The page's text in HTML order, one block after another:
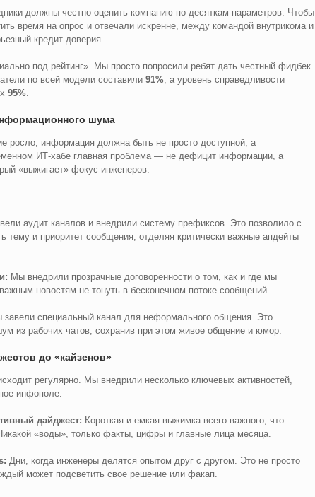
должны честно оценить компанию по десяткам параметров. Чтобы
время на опрос и отвечали искренне, между командой внутрикома и
кредит доверия.
под рейтинг». Мы просто попросили ребят дать честный фидбек.
по всей модели составили 91%, а уровень справедливости
95%.
шума
росло, информация должна быть не просто доступной, а
ИТ-хабе главная проблема — не дефицит информации, а
«выжигает» фокус инженеров.
аудит каналов и внедрили систему префиксов. Это позволило с
тему и приоритет сообщения, отделяя критически важные апдейты
Мы внедрили прозрачные договоренности о том, как и где мы
новостям не тонуть в бесконечном потоке сообщений.
завели специальный канал для неформального общения. Это
из рабочих чатов, сохранив при этом живое общение и юмор.
до «кайзенов»
регулярно. Мы внедрили несколько ключевых активностей,
инфополе:
дайджест: Короткая и емкая выжимка всего важного, что
«воды», только факты, цифры и главные лица месяца.
Дни, когда инженеры делятся опытом друг с другом. Это не просто
может подсветить свое решение или факап.